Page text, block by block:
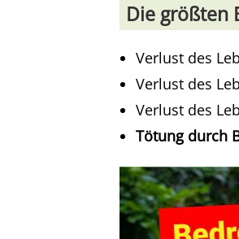
Die größten
Verlust des
Verlust des
Verlust des
Tötung durch